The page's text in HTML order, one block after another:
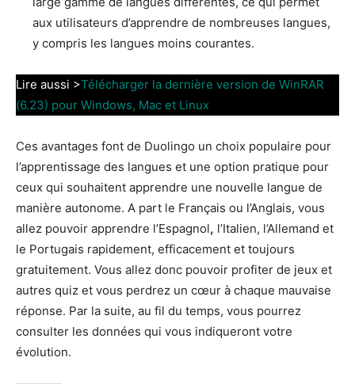
aux utilisateurs d’apprendre de nombreuses langues,
y compris les langues moins courantes.
Lire aussi >Télécharger la dernière version de WinRAR
(6.23) pour Windows, Mac et Linux
Ces avantages font de Duolingo un choix populaire pour
l’apprentissage des langues et une option pratique pour
ceux qui souhaitent apprendre une nouvelle langue de
manière autonome. A part le Français ou l’Anglais, vous
allez pouvoir apprendre l’Espagnol, l’Italien, l’Allemand et
le Portugais rapidement, efficacement et toujours
gratuitement. Vous allez donc pouvoir profiter de jeux et
autres quiz et vous perdrez un cœur à chaque mauvaise
réponse. Par la suite, au fil du temps, vous pourrez
consulter les données qui vous indiqueront votre
évolution.